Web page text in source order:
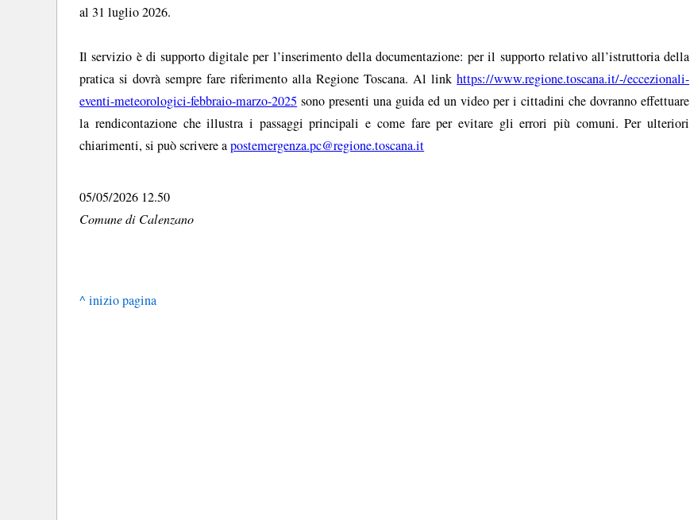
al 31 luglio 2026.
Il servizio è di supporto digitale per l’inserimento della documentazione: per il supporto relativo all’istruttoria della
pratica si dovrà sempre fare riferimento alla Regione Toscana. Al linkhttps://www.regione.toscana.it/-/eccezionali-
eventi-meteorologici-febbraio-marzo-2025 sono presenti una guida ed un video per i cittadini che dovranno effettuare
la rendicontazione che illustra i passaggi principali e come fare per evitare gli errori più comuni. Per ulteriori
chiarimenti, si può scrivere apostemergenza.pc@regione.toscana.it
05/05/2026 12.50
Comune di Calenzano
^ inizio pagina